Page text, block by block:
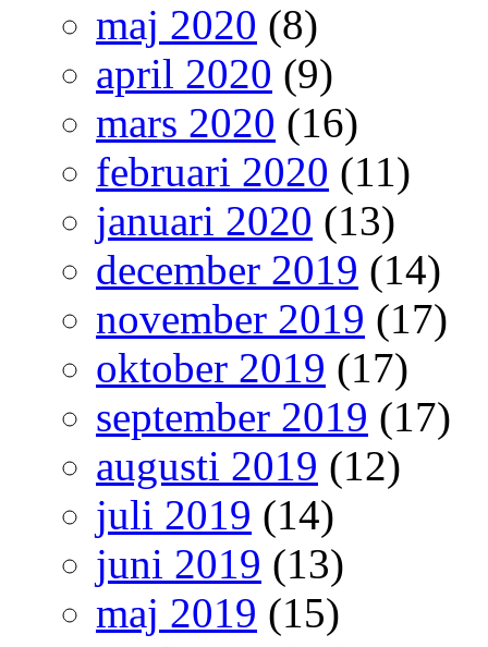
maj 2020 (8)
april 2020 (9)
mars 2020 (16)
februari 2020 (11)
januari 2020 (13)
december 2019 (14)
november 2019 (17)
oktober 2019 (17)
september 2019 (17)
augusti 2019 (12)
juli 2019 (14)
juni 2019 (13)
maj 2019 (15)